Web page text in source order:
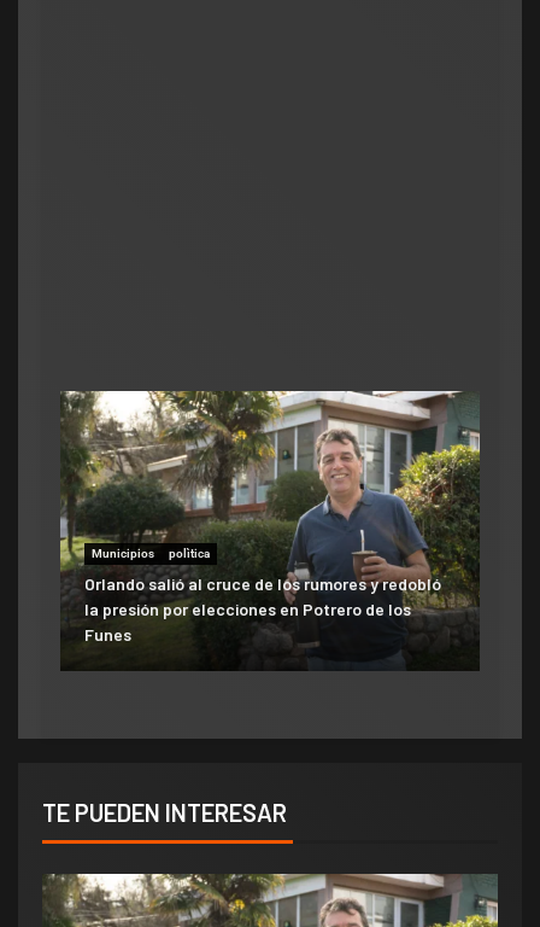
Municipios polìtica
Orlando salió al cruce de los rumores y redobló
la presión por elecciones en Potrero de los
Funes
Municipios
ATE salió con los tapones de punta contra el
aumento del 10% que otorgó la Municipalidad:
«Consolida salarios de pobreza»
TE PUEDEN INTERESAR